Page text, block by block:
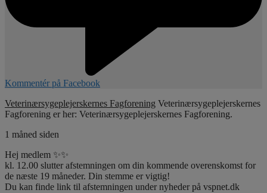
Kommentér på Facebook
Veterinærsygeplejerskernes Fagforening Veterinærsygeplejerskernes
Fagforening er her: Veterinærsygeplejerskernes Fagforening.
1 måned siden
Hej medlem ✨✨
kl. 12.00 slutter afstemningen om din kommende overenskomst for
de næste 19 måneder. Din stemme er vigtig!
Du kan finde link til afstemningen under nyheder på vspnet.dk